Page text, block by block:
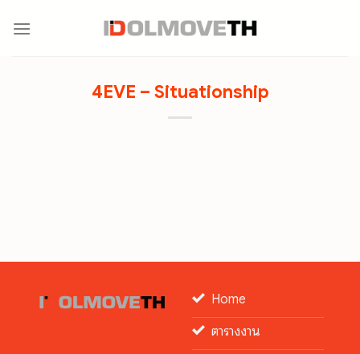
4EVE – Situationship
Home
ตารางงาน